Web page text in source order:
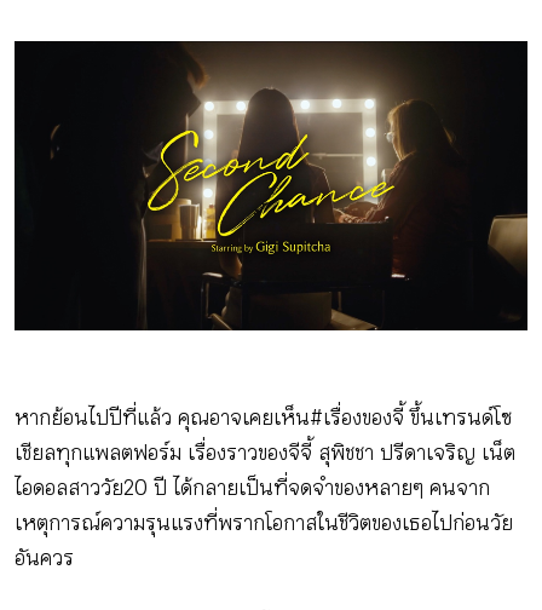
TH
หากย้อนไปปีที่แล้ว คุณอาจเคยเห็น #เรื่องของจี้ ขึ้นเทรนด์โซ
เชียลทุกแพลตฟอร์ม เรื่องราวของจีจี้ สุพิชชา ปรีดาเจริญ เน็ต
ไอดอลสาววัย 20 ปี ได้กลายเป็นที่จดจำของหลายๆ คนจาก
เหตุการณ์ความรุนแรงที่พรากโอกาสในชีวิตของเธอไปก่อนวัย
อันควร